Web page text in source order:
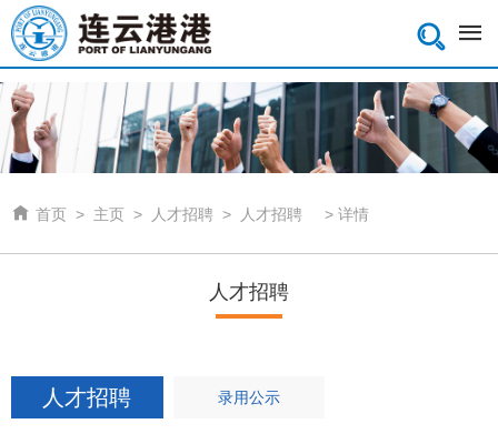

 首页 > 主页 > 人才招聘 > 人才招聘 > 详情
人才招聘
人才招聘 录用公示